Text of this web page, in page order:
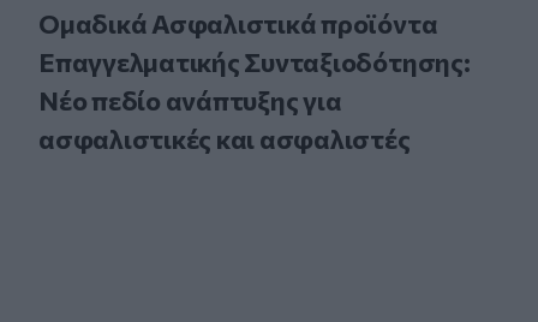
Ομαδικά Ασφαλιστικά προϊόντα
Επαγγελματικής Συνταξιοδότησης:
Νέο πεδίο ανάπτυξης για
ασφαλιστικές και ασφαλιστές